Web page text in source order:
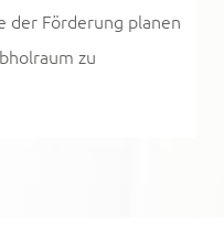
der Förderung planen
zu